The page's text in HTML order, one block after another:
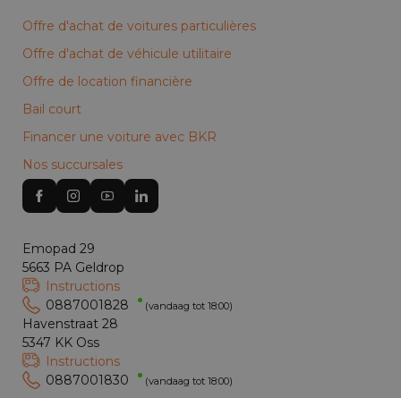
Offre d'achat de voitures particulières
Offre d'achat de véhicule utilitaire
Offre de location financière
Bail court
Financer une voiture avec BKR
Nos succursales
Emopad 29
5663 PA Geldrop
Instructions
0887001828
(vandaag tot 18:00)
Havenstraat 28
5347 KK Oss
Instructions
0887001830
(vandaag tot 18:00)